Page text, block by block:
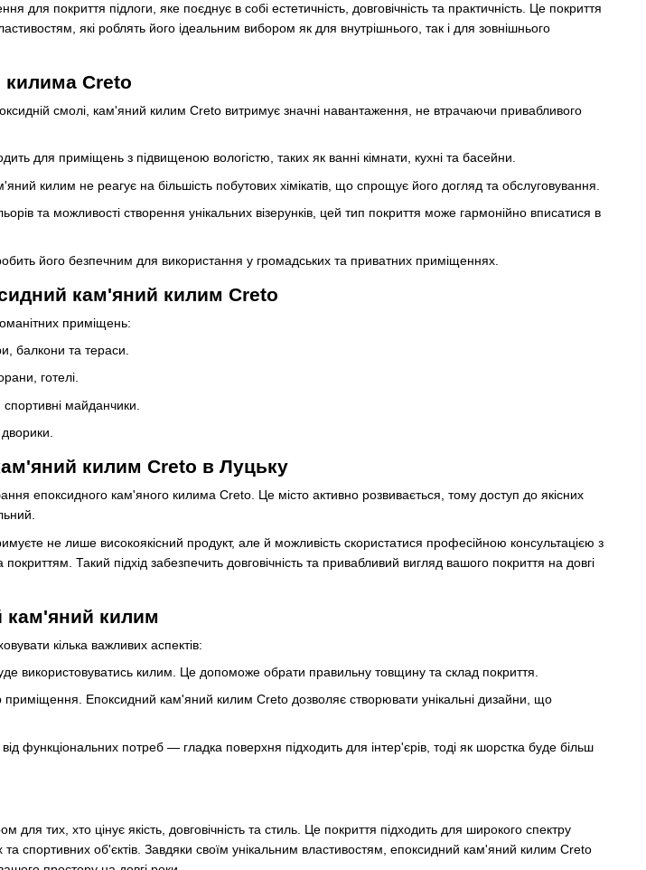
покриття підлоги, яке поєднує в собі естетичність, довговічність та практичність. Це покриття
які роблять його ідеальним вибором як для внутрішнього, так і для зовнішнього
килима Creto
смолі, кам'яний килим Creto витримує значні навантаження, не втрачаючи привабливого
для приміщень з підвищеною вологістю, таких як ванні кімнати, кухні та басейни.
килим не реагує на більшість побутових хімікатів, що спрощує його догляд та обслуговування.
та можливості створення унікальних візерунків, цей тип покриття може гармонійно вписатися в
його безпечним для використання у громадських та приватних приміщеннях.
кам'яний килим Creto
приміщень:
балкони та тераси.
готелі.
майданчики.
килим Creto в Луцьку
епоксидного кам'яного килима Creto. Це місто активно розвивається, тому доступ до якісних
не лише високоякісний продукт, але й можливість скористатися професійною консультацією з
Такий підхід забезпечить довговічність та привабливий вигляд вашого покриття на довгі
кам'яний килим
кілька важливих аспектів:
використовуватись килим. Це допоможе обрати правильну товщину та склад покриття.
приміщення. Епоксидний кам'яний килим Creto дозволяє створювати унікальні дизайни, що
функціональних потреб — гладка поверхня підходить для інтер'єрів, тоді як шорстка буде більш
тих, хто цінує якість, довговічність та стиль. Це покриття підходить для широкого спектру
спортивних об'єктів. Завдяки своїм унікальним властивостям, епоксидний кам'яний килим Creto